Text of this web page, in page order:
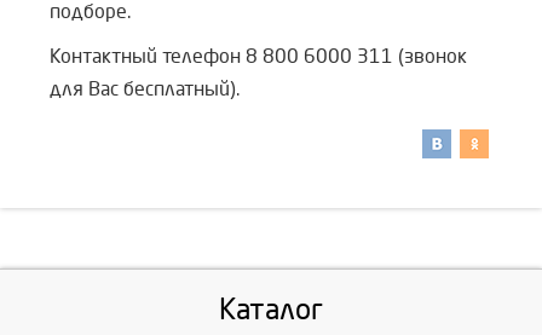
подборе.
Контактный телефон 8 800 6000 311 (звонок
для Вас бесплатный).
Каталог